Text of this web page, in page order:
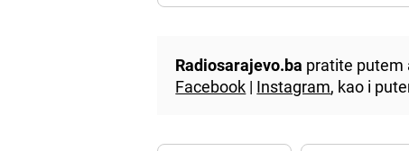
Radiosarajevo.ba pratite
Facebook | Instagram, kao i